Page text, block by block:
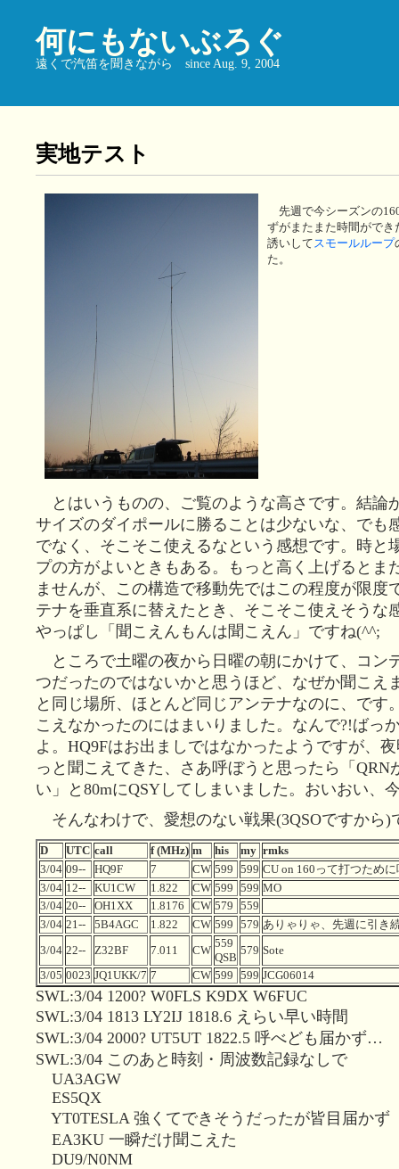
何にもないぶろぐ
遠くで汽笛を聞きながら since Aug. 9, 2004
実地テスト
先週で今シーズンの
ずがまたまた時間がで
誘いして スモールループ
た。
とはいうものの、ご覧のような高さです。結論
サイズのダイポールに勝ることは少ないな、でも
でなく、そこそこ使えるなという感想です。時と
プの方がよいときもある。もっと高く上げるとま
ませんが、この構造で移動先ではこの程度が限度
テナを垂直系に替えたとき、そこそこ使えそうな
やっぱし「聞こえんもんは聞こえん」ですね(^^;
ところで土曜の夜から日曜の朝にかけて、コン
つだったのではないかと思うほど、なぜか聞こえ
と同じ場所、ほとんど同じアンテナなのに、です
こえなかったのにはまいりました。なんで?!ばっ
よ。HQ9Fはお出ましではなかったようですが、
っと聞こえてきた、さあ呼ぼうと思ったら「QRN
い」と80mにQSYしてしまいました。おいおい、
そんなわけで、愛想のない戦果(3QSOですから)
D UTC call f (MHz) m his my rmks
3/04 09-- HQ9F 7 CW 599 599 CU on 160って打つため
3/04 12-- KU1CW 1.822 CW 599 599 MO
3/04 20-- OH1XX 1.8176 CW 579 559
3/04 21-- 5B4AGC 1.822 CW 599 579 ありゃりゃ、先週に引き
3/04 22-- Z32BF 7.011 CW
559
QSB
579 Sote
3/05 0023 JQ1UKK/7 7 CW 599 599 JCG06014
SWL:3/04 1200? W0FLS K9DX W6FUC
SWL:3/04 1813 LY2IJ 1818.6 えらい早い時間
SWL:3/04 2000? UT5UT 1822.5 呼べども届かず…
SWL:3/04 このあと時刻・周波数記録なしで
UA3AGW
ES5QX
YT0TESLA 強くてできそうだったが皆目届かず
EA3KU 一瞬だけ聞こえた
DU9/N0NM